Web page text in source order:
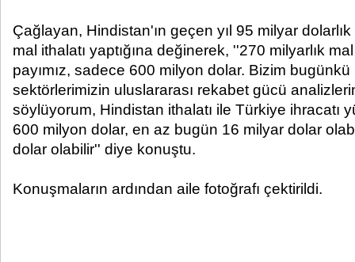
Çağlayan, Hindistan'ın geçen yıl 95 milyar
mal ithalatı yaptığına değinerek, ''270 milyarlık
payımız, sadece 600 milyon dolar. Bizim
sektörlerimizin uluslararası rekabet gücü
söylüyorum, Hindistan ithalatı ile Türkiye ihracatı
600 milyon dolar, en az bugün 16 milyar dolar
dolar olabilir'' diye konuştu.
Konuşmaların ardından aile fotoğrafı çektirildi.